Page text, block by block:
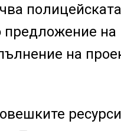
полицейската
предложение на
на